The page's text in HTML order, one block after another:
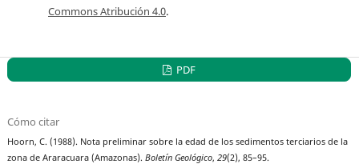
Commons Atribución 4.0.
PDF
Cómo citar
Hoorn, C. (1988). Nota preliminar sobre la edad de los sedimentos terciarios de la
zona de Araracuara (Amazonas).Boletín Geológico,29(2), 85–95.